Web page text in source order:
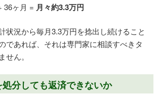
36ヶ月 = 月々約3.3万円
状況から毎月3.3万円を捻出し続けること
であれば、それは専門家に相談すべきタ
せん。
分しても返済できないか